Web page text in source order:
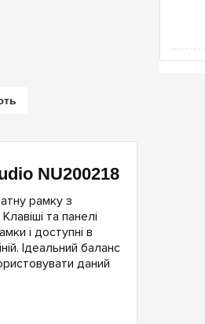
NU200218
рамку з
та панелі
і доступні в
Ідеальний баланс
даний